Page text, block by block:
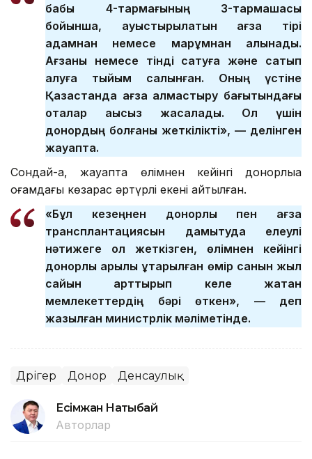
бабы 4-тармағының 3-тармақшасы
бойынша, ауыстырылатын ағза тірі
адамнан немесе марқұмнан алынады.
Ағзаны немесе тінді сатуға және сатып
алуға тыйым салынған. Оның үстіне
Қазақстанда ағза алмастыру бағытындағы
оталар ақысыз жасалады. Ол үшін
донордың болғаны жеткілікті», — делінген
жауапта.
Сондай-ақ, жауапта өлімнен кейінгі донорлыққа
қоғамдағы көзқарас әртүрлі екені айтылған.
«Бұл кезеңнен донорлық пен ағза
трансплантациясын дамытуда елеулі
нәтижеге қол жеткізген, өлімнен кейінгі
донорлық арқылы құтқарылған өмір санын жыл
сайын арттырып келе жатқан
мемлекеттердің бәрі өткен», — деп
жазылған министрлік мәліметінде.
Дәрігер Донор Денсаулық
Есімжан Нақтыбай
Авторлар